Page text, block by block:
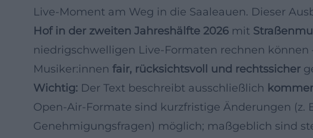
Live‑Moment am Weg in die Saaleauen. Dieser
Hof in der zweiten Jahreshälfte 2026 mit
niedrigschwelligen Live‑Formaten rechnen
Musiker:innen fair, rücksichtsvoll und rechtssicher
Wichtig: Der Text beschreibt ausschließlich
Open‑Air‑Formate sind kurzfristige Änderungen (z.
Genehmigungsfragen) möglich; maßgeblich sind